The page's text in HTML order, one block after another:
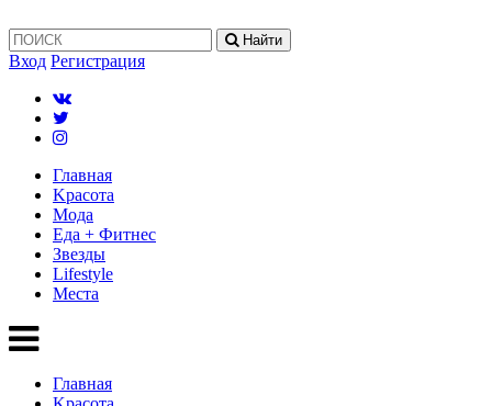
Найти
Вход Регистрация
Главная
Kрасота
Мода
Еда + Фитнес
Звезды
Lifestyle
Mеста
Главная